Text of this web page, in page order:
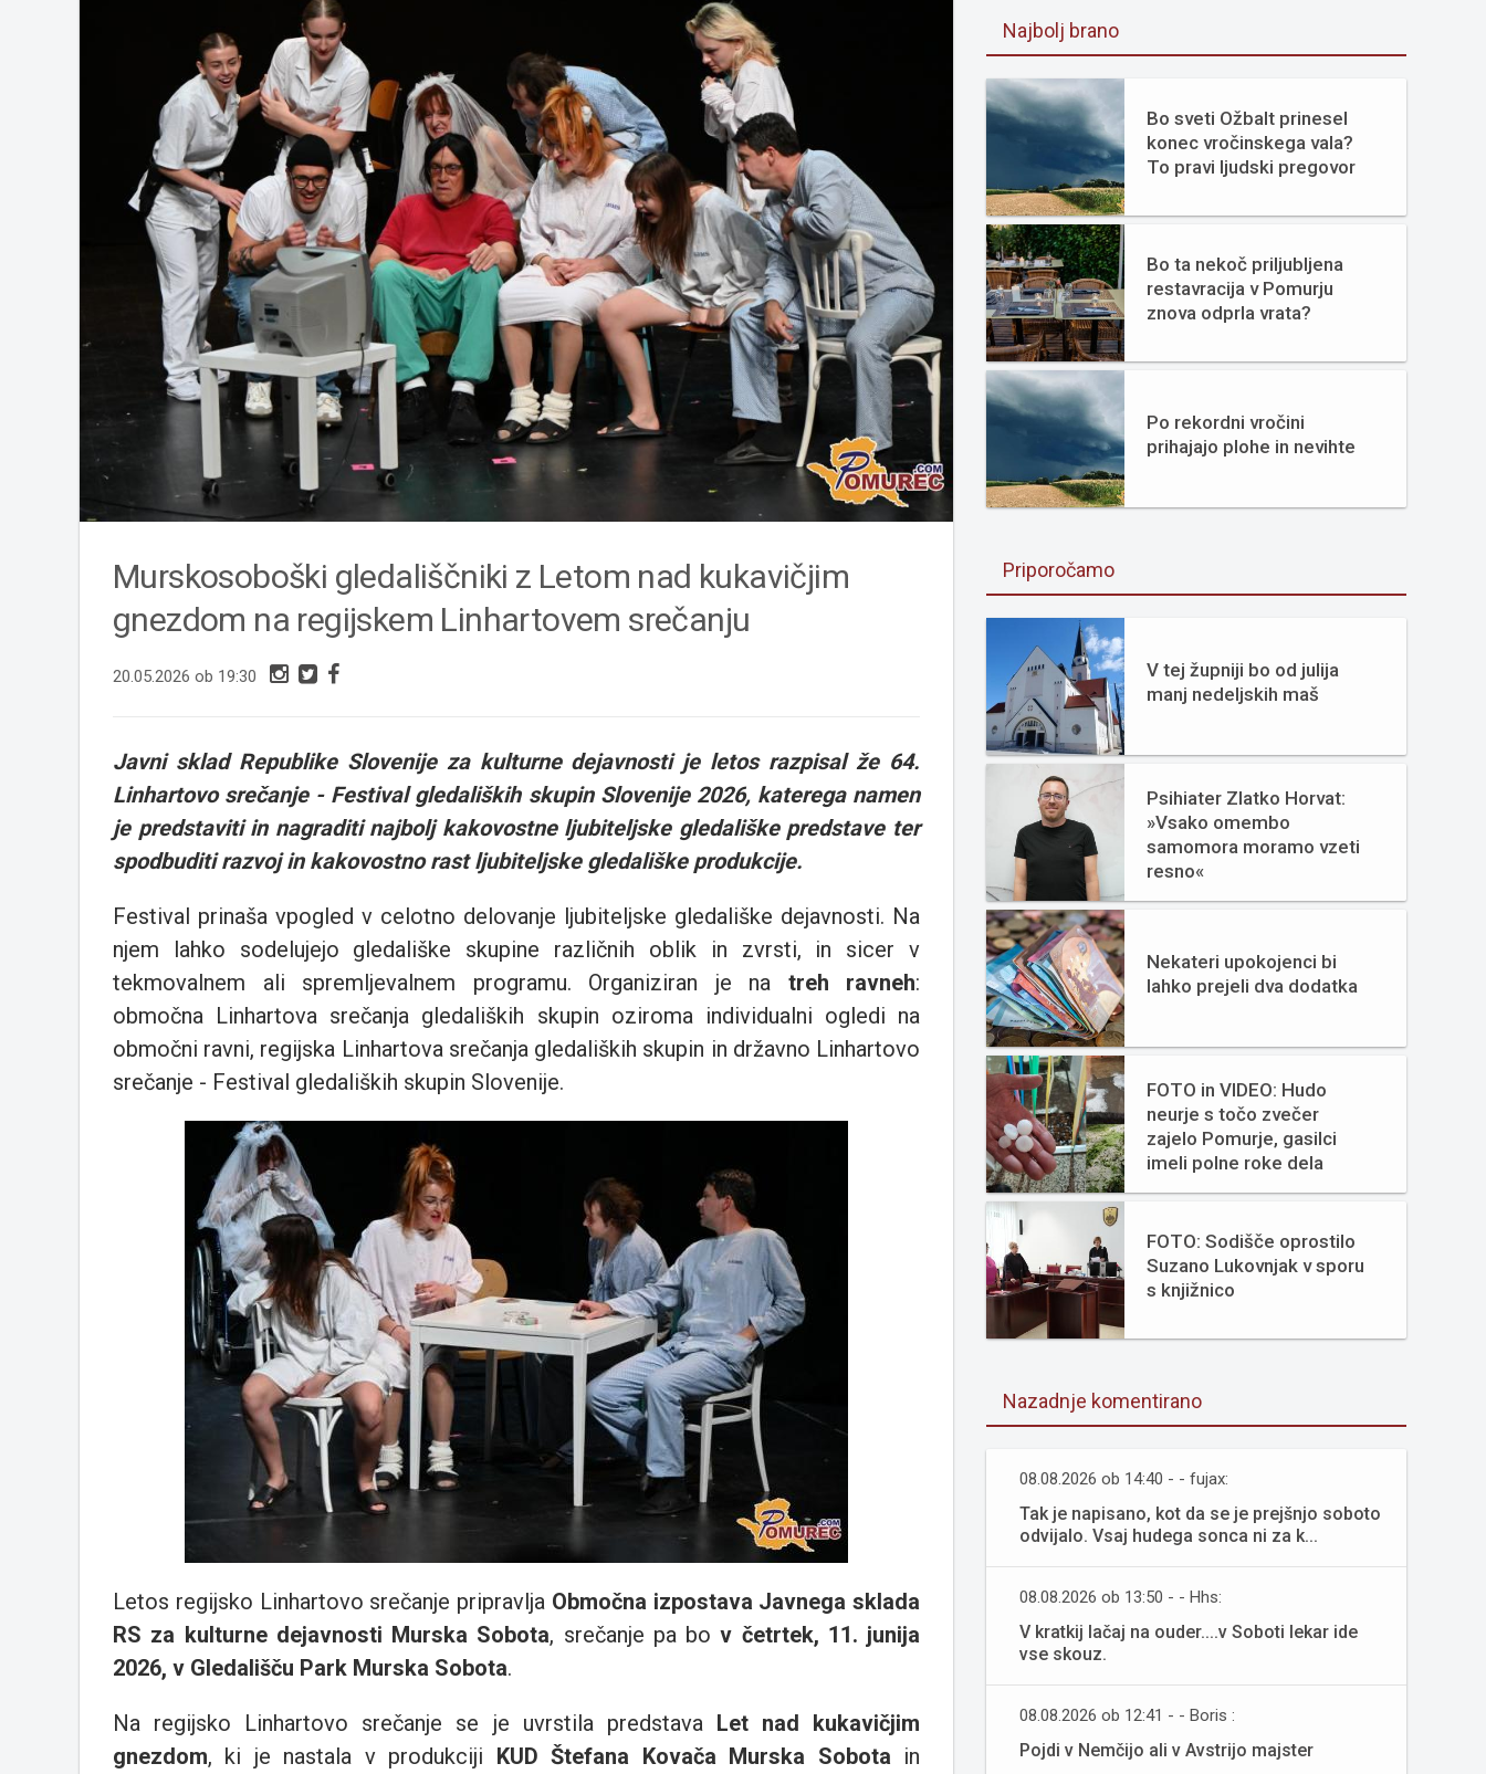
Murskosoboški gledališčniki z Letom nad kukavičjim
gnezdom na regijskem Linhartovem srečanju
20.05.2026 ob 19:30
Javni sklad Republike Slovenije za kulturne dejavnosti je letos razpisal že 64.
Linhartovo srečanje - Festival gledaliških skupin Slovenije 2026, katerega namen
je predstaviti in nagraditi najbolj kakovostne ljubiteljske gledališke predstave ter
spodbuditi razvoj in kakovostno rast ljubiteljske gledališke produkcije.
Festival prinaša vpogled v celotno delovanje ljubiteljske gledališke dejavnosti. Na
njem lahko sodelujejo gledališke skupine različnih oblik in zvrsti, in sicer v
tekmovalnem ali spremljevalnem programu. Organiziran je na treh ravneh:
območna Linhartova srečanja gledaliških skupin oziroma individualni ogledi na
območni ravni, regijska Linhartova srečanja gledaliških skupin in državno Linhartovo
srečanje - Festival gledaliških skupin Slovenije.
Letos regijsko Linhartovo srečanje pripravlja Območna izpostava Javnega sklada
RS za kulturne dejavnosti Murska Sobota, srečanje pa bov četrtek, 11. junija
2026, v Gledališču Park Murska Sobota.
Na regijsko Linhartovo srečanje se je uvrstila predstava Let nad kukavičjim
gnezdom, ki je nastala v produkciji KUD Štefana Kovača Murska Sobota in
Najbolj brano
Bo sveti Ožbalt prinesel
konec vročinskega vala?
To pravi ljudski pregovor
Bo ta nekoč priljubljena
restavracija v Pomurju
znova odprla vrata?
Po rekordni vročini
prihajajo plohe in nevihte
Priporočamo
V tej župniji bo od julija
manj nedeljskih maš
Psihiater Zlatko Horvat:
»Vsako omembo
samomora moramo vzeti
resno«
Nekateri upokojenci bi
lahko prejeli dva dodatka
FOTO in VIDEO: Hudo
neurje s točo zvečer
zajelo Pomurje, gasilci
imeli polne roke dela
FOTO: Sodišče oprostilo
Suzano Lukovnjak v sporu
s knjižnico
Nazadnje komentirano
08.08.2026 ob 14:40 - - fujax:
Tak je napisano, kot da se je prejšnjo soboto
odvijalo. Vsaj hudega sonca ni za k...
08.08.2026 ob 13:50 - - Hhs:
V kratkij lačaj na ouder....v Soboti lekar ide
vse skouz.
08.08.2026 ob 12:41 - - Boris :
Pojdi v Nemčijo ali v Avstrijo majster